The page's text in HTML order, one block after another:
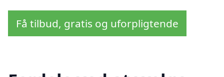
Få tilbud, gratis og uforpligtende